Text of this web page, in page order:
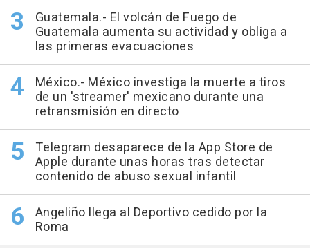
Guatemala.- El volcán de Fuego de
Guatemala aumenta su actividad y obliga a
las primeras evacuaciones
México.- México investiga la muerte a tiros
de un 'streamer' mexicano durante una
retransmisión en directo
Telegram desaparece de la App Store de
Apple durante unas horas tras detectar
contenido de abuso sexual infantil
Angeliño llega al Deportivo cedido por la
Roma